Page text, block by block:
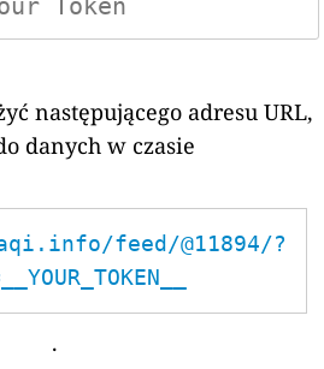
następującego adresu URL,
danych w czasie
feed/@11894/?
.